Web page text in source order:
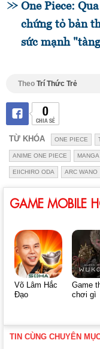
One Piece:
chứng tỏ bản
sức mạnh
Theo Trí Thức Trẻ
0
CHIA SẺ
TỪ KHÓA ONE PIECE
ANIME ONE PIECE
EIICHIRO ODA ARC WANO
GAME MOBILE
Võ Lâm Hắc
Đạo
Game
chơi gì
TIN CÙNG CHUYÊN